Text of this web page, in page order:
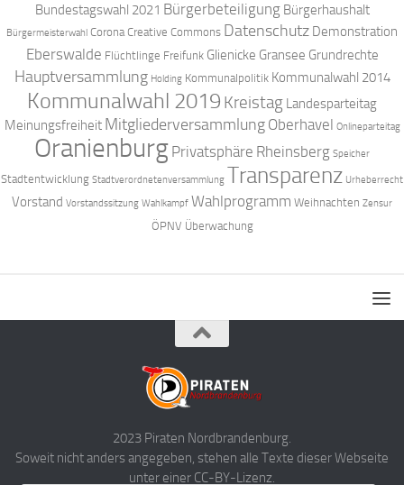
Bundestagswahl 2021 Bürgerbeteiligung Bürgerhaushalt
Bürgermeisterwahl Corona Creative Commons Datenschutz Demonstration
Eberswalde Flüchtlinge Freifunk Glienicke Gransee Grundrechte
Hauptversammlung Holding Kommunalpolitik Kommunalwahl 2014
Kommunalwahl 2019 Kreistag Landesparteitag
Meinungsfreiheit Mitgliederversammlung Oberhavel Onlineparteitag
Oranienburg Privatsphäre Rheinsberg Speicher
Stadtentwicklung Stadtverordnetenversammlung Transparenz Urheberrecht
Vorstand Vorstandssitzung Wahlkampf Wahlprogramm Weihnachten Zensur
ÖPNV Überwachung
2023 Piraten Nordbrandenburg.
Soweit nicht anders angegeben, stehen alle Texte dieser Webseite
unter einer CC-BY-Lizenz.